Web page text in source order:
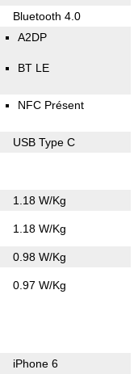
Bluetooth 4.0
A2DP
BT LE
NFC Présent
USB Type C
1.18 W/Kg
1.18 W/Kg
0.98 W/Kg
0.97 W/Kg
iPhone 6